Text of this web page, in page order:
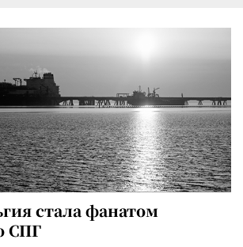
стала фанатом
СПГ